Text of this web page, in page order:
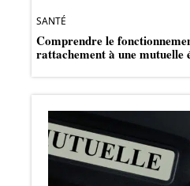
SANTÉ
Comprendre le
rattachement à une mutuelle